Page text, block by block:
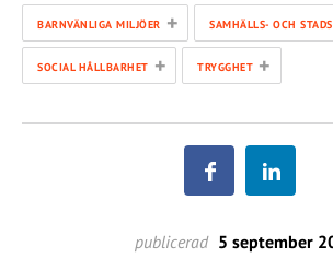
BARNVÄNLIGA MILJÖER + SAMHÄLLS- OCH
SOCIAL HÅLLBARHET + TRYGGHET +
publicerad 5 september